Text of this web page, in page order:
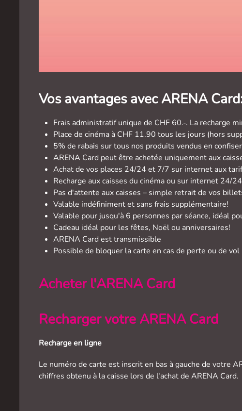
Vos avantages avec ARENA
Frais administratif unique de CHF 60.-. La recharge
Place de cinéma à CHF 11.90 tous les jours (hors
5% de rabais sur tous nos produits vendus en
ARENA Card peut être achetée uniquement aux
Achat de vos places 24/24 et 7/7 sur internet aux
Recharge aux caisses du cinéma ou sur internet 24/
Pas d'attente aux caisses – simple retrait de vos
Valable indéfiniment et sans frais supplémentaire!
Valable pour jusqu'à 6 personnes par séance, idéal
Cadeau idéal pour les fêtes, Noël ou anniversaires!
ARENA Card est transmissible
Possible de bloquer la carte en cas de perte ou de vol
Acheter l'ARENA Card
Recharger votre ARENA Card
Recharge en ligne
Le numéro de carte est inscrit en bas à gauche de votre
chiffres obtenu à la caisse lors de l'achat de ARENA Card.